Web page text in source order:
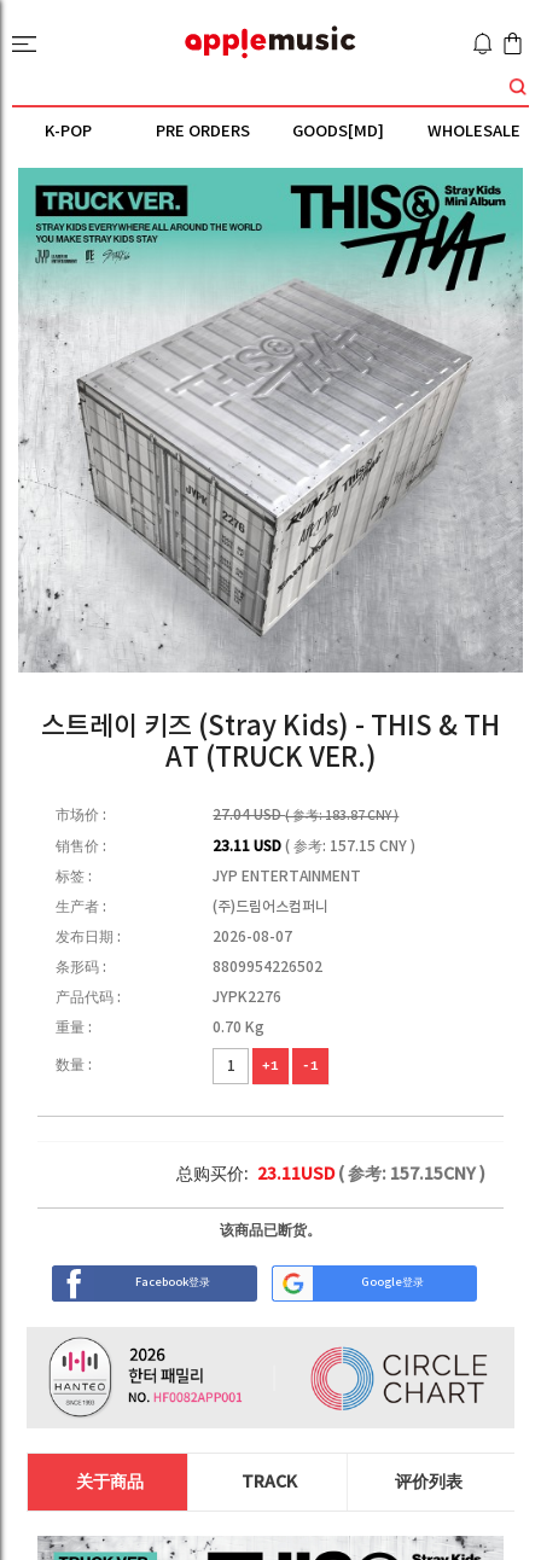
K-POP PRE ORDERS GOODS[MD] WHOLESALE
스트레이 키즈 (Stray Kids) - THIS & TH
AT (TRUCK VER.)
市场价 : 27.04 USD( 参考: 183.87 CNY )
销售价 : 23.11 USD( 参考: 157.15 CNY )
标签 :
JYP ENTERTAINMENT
生产者 :
(주)드림어스컴퍼니
发布日期 :
2026-08-07
条形码 :
8809954226502
产品代码 :
JYPK2276
重量 :
0.70 Kg
数量 : +1 -1
总购买价: 23.11USD( 参考: 157.15CNY )
该商品已断货。
Facebook登录 Google登录
关于商品 TRACK 评价列表